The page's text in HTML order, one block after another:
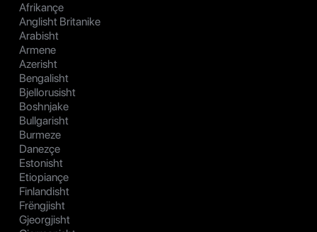
Afrikançe
Anglisht Britanike
Arabisht
Armene
Azerisht
Bengalisht
Bjellorusisht
Boshnjake
Bullgarisht
Burmeze
Danezçe
Estonisht
Etiopiançe
Finlandisht
Frëngjisht
Gjeorgjisht